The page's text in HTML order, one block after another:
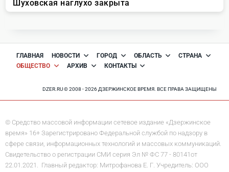
ГЛАВНАЯ НОВОСТИ ГОРОД ОБЛАСТЬ
СТРАНА
ОБЩЕСТВО
АРХИВ КОНТАКТЫ
DZER.RU © 2008 - 2026 ДЗЕРЖИНСКОЕ ВРЕМЯ. ВСЕ ПРАВА ЗАЩИЩЕНЫ
© Средство массовой информации сетевое издание «Дзержинское
время» 16+ Зарегистрировано Федеральной службой по надзору в
сфере связи, информационных технологий и массовых коммуникаций.
Свидетельство о регистрации СМИ серия Эл № ФС 77 - 80141от
22.01.2021. Главный редактор: Митрофанова Е. Г. Учредитель: ООО